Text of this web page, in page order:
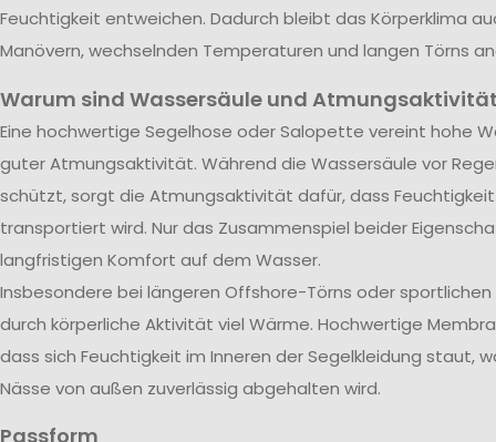
Feuchtigkeit entweichen. Dadurch bleibt das Körperklima
Manövern, wechselnden Temperaturen und langen Törns
Warum sind Wassersäule und
Eine hochwertige Segelhose oder Salopette vereint hohe
guter Atmungsaktivität. Während die Wassersäule vor
schützt, sorgt die Atmungsaktivität dafür, dass
transportiert wird. Nur das Zusammenspiel beider
langfristigen Komfort auf dem Wasser.
Insbesondere bei längeren Offshore-Törns oder
durch körperliche Aktivität viel Wärme. Hochwertige
dass sich Feuchtigkeit im Inneren der Segelkleidung staut,
Nässe von außen zuverlässig abgehalten wird.
Passform